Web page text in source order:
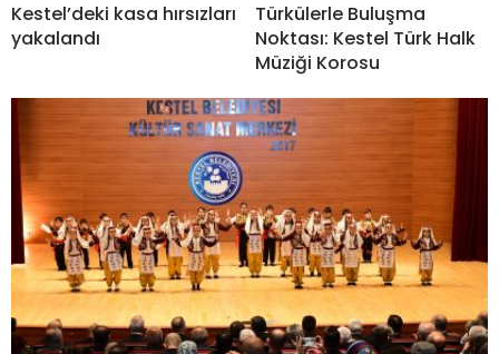
Kestel’deki kasa hırsızları
yakalandı
Türkülerle Buluşma
Noktası: Kestel Türk Halk
Müziği Korosu